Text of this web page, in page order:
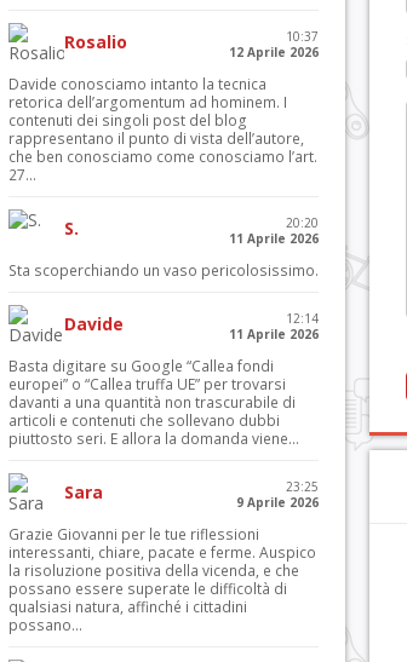
Rosalio
10:37
12 Aprile 2026
Davide conosciamo intanto la tecnica
retorica dell’argomentum ad hominem. I
contenuti dei singoli post del blog
rappresentano il punto di vista dell’autore,
che ben conosciamo come conosciamo l’art.
27...
S.
20:20
11 Aprile 2026
Sta scoperchiando un vaso pericolosissimo.
Davide
12:14
11 Aprile 2026
Basta digitare su Google “Callea fondi
europei” o “Callea truffa UE” per trovarsi
davanti a una quantità non trascurabile di
articoli e contenuti che sollevano dubbi
piuttosto seri. E allora la domanda viene...
Sara
23:25
9 Aprile 2026
Grazie Giovanni per le tue riflessioni
interessanti, chiare, pacate e ferme. Auspico
la risoluzione positiva della vicenda, e che
possano essere superate le difficoltà di
qualsiasi natura, affinché i cittadini
possano...